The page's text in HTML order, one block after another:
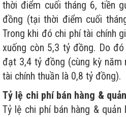
thời điểm cuối tháng 6, tiền
đồng (tại thời điểm cuối
Trong khi đó chi phí tài chính
xuống còn 5,3 tỷ đồng. Do
đạt 3,4 tỷ đồng (cùng kỳ năm
tài chính thuần là 0,8 tỷ đồng).
Tỷ lệ chi phí bán hàng &
Tỷ lệ chi phí bán hàng &